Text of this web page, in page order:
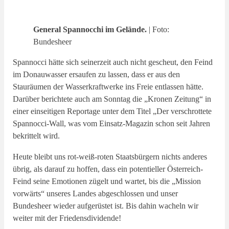
General Spannocchi im Gelände. | Foto:
Bundesheer
Spannocci hätte sich seinerzeit auch nicht gescheut, den Feind
im Donauwasser ersaufen zu lassen, dass er aus den
Stauräumen der Wasserkraftwerke ins Freie entlassen hätte.
Darüber berichtete auch am Sonntag die „Kronen Zeitung“ in
einer einseitigen Reportage unter dem Titel „Der verschrottete
Spannocci-Wall, was vom Einsatz-Magazin schon seit Jahren
bekrittelt wird.
Heute bleibt uns rot-weiß-roten Staatsbürgern nichts anderes
übrig, als darauf zu hoffen, dass ein potentieller Österreich-
Feind seine Emotionen zügelt und wartet, bis die „Mission
vorwärts“ unseres Landes abgeschlossen und unser
Bundesheer wieder aufgerüstet ist. Bis dahin wacheln wir
weiter mit der Friedensdividende!